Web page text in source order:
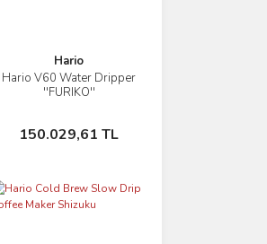
Hario
Hario V60 Water Dripper
''FURIKO''
150.029,61 TL
İncele
Sepete Ekle